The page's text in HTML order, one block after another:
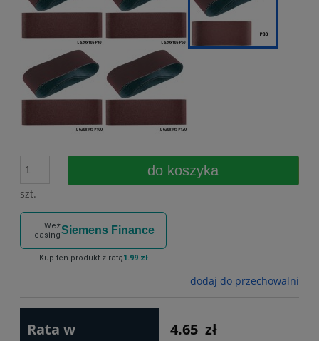
szt.
do koszyka
Weź
leasingSiemens Finance
Kup ten produkt z ratą1.99 zł
dodaj do przechowalni
Rata w
4.65 zł